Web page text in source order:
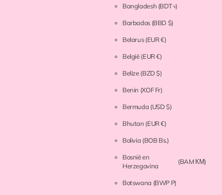
Bangladesh (BDT ৳)
Barbados (BBD $)
Belarus(EUR €)
België(EUR €)
Belize(BZD $)
Benin (XOF Fr)
Bermuda (USD $)
Bhutan (EUR €)
Bolivia (BOB Bs.)
Bosnië en
Herzegovina
(BAM КМ)
Botswana (BWP P)